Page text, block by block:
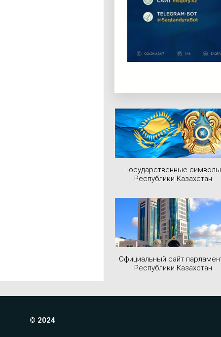
Государственные символы
Республики Казахстан
Официальный сайт
Республики Казахстан
© 2024